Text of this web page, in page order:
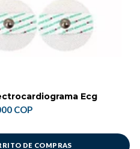
Ecg
COP
DE COMPRAS